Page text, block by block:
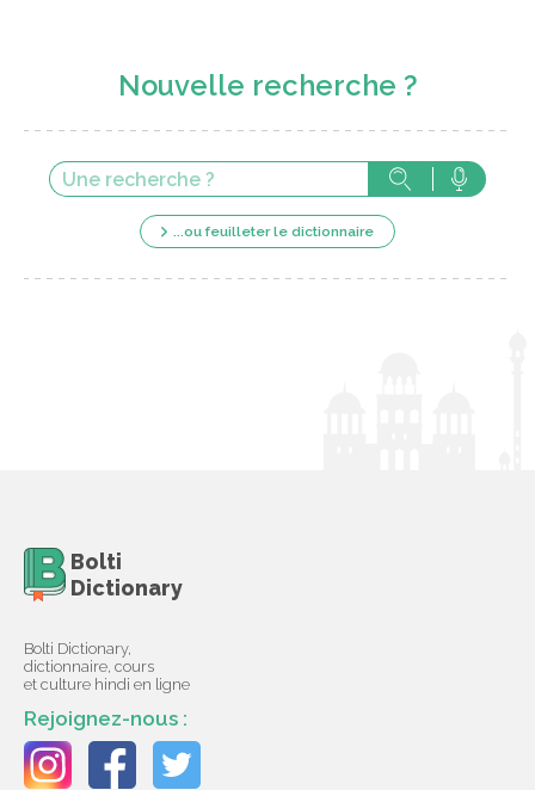
Nouvelle recherche ?
...ou feuilleter le dictionnaire
Bolti
Dictionary
Bolti Dictionary,
dictionnaire, cours
et culture hindi en ligne
Rejoignez-nous :